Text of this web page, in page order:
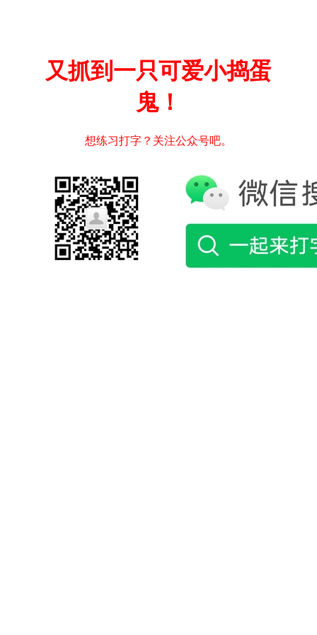
又抓到一只可爱小捣蛋
鬼！
想练习打字？关注公众号吧。